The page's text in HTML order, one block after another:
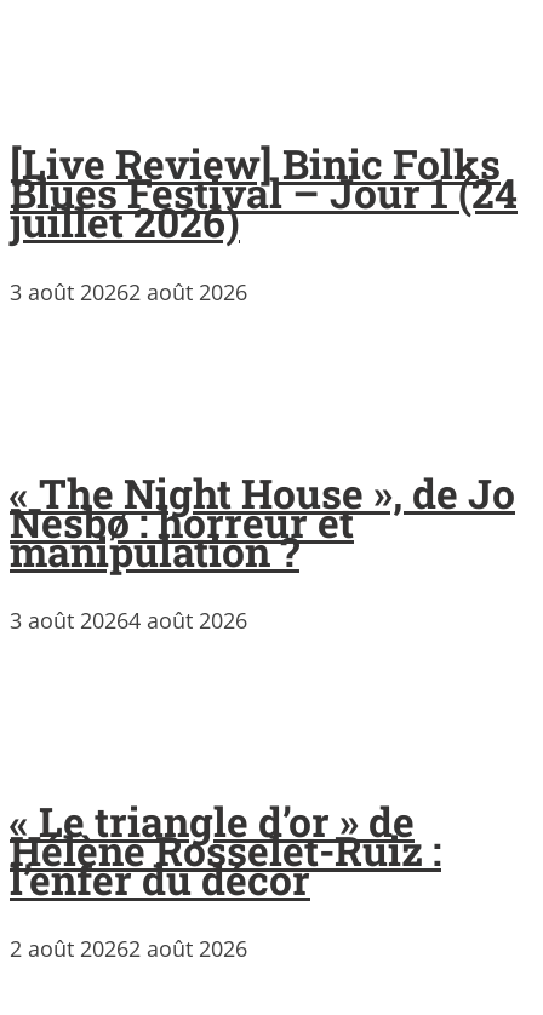
[Live Review] Binic Folks
Blues Festival – Jour 1 (24
juillet 2026)
3 août 20262 août 2026
« The Night House », de Jo
Nesbø : horreur et
manipulation ?
3 août 20264 août 2026
« Le triangle d’or » de
Hélène Rosselet-Ruiz :
l’enfer du décor
2 août 20262 août 2026